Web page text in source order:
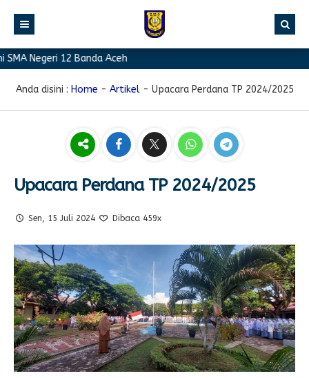
BERANDA
PROFIL
Sambutan Kepala Sekolah
Sejarah Singkat
Akreditasi
Struktur Organisasi
Sekolah
Komite
Osis
BERITA
Berita Prestasi
Artikel
Blog Guru
Pengumuman
Agenda
Ekstrakurikuler
Pramuka
PMR
Klub Bahasa
Design Grafis
Ekonomi Kreatif
FASILITAS
GALERI
FOTO
VIDEO
PPDB
DOWNLOAD
TAUTAN
E-LEARNING
ABSENSI
Negeri 12 Banda Aceh
Anda disini : Home - Artikel- Upacara Perdana TP 2024/2025
Upacara Perdana TP 2024/2025
Sen, 15 Juli 2024 Dibaca 459x